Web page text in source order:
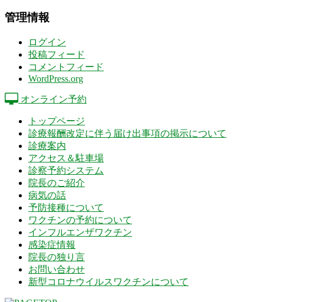
管理情報
ログイン
投稿フィード
コメントフィード
WordPress.org
オンライン予約
トップページ
診療報酬改定に伴う届け出事項の掲示について
診療案内
アクセス＆駐車場
診察予約システム
院長のご紹介
病気の話
予防接種について
ワクチンの予約について
インフルエンザワクチン
感染症情報
院長の独り言
お問い合わせ
新型コロナウイルスワクチンについて